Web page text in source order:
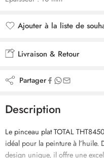
Ajouter à la liste de
Livraison & Retour
Partager
Description
Le pinceau plat TOTAL
idéal pour la peinture à l’huile.
design unique, il offre une